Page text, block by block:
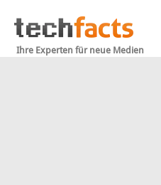
Ihre Experten für neue Medien